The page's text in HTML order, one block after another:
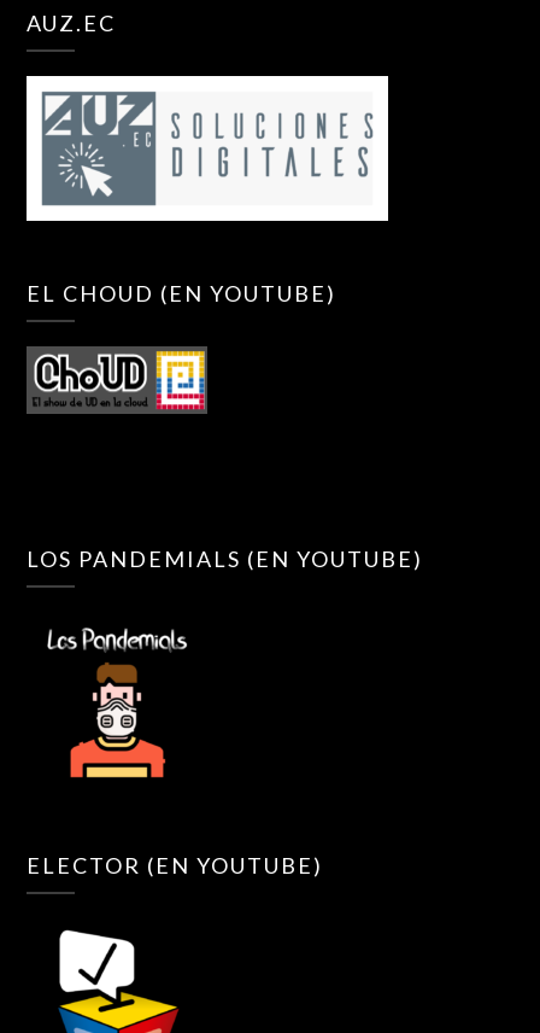
AUZ.EC
EL CHOUD (EN YOUTUBE)
LOS PANDEMIALS (EN YOUTUBE)
ELECTOR (EN YOUTUBE)